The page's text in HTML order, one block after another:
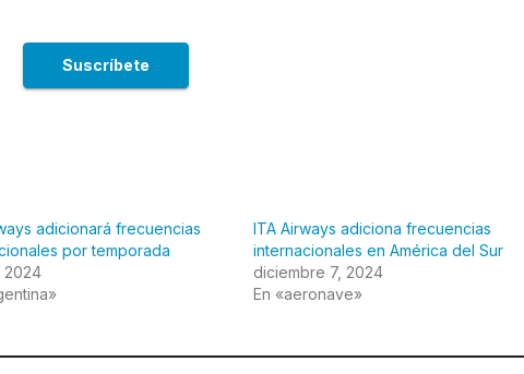
adicionará frecuencias
por temporada
2024
ITA Airways adiciona frecuencias
internacionales en América del Sur
diciembre 7, 2024
En «aeronave»